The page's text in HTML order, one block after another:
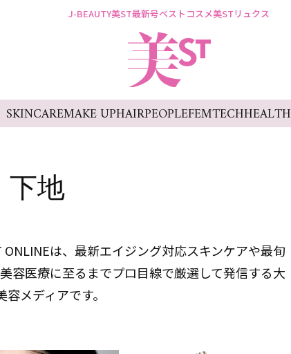
J-BEAUTY美ST最新号ベストコスメ美STリュクス
SKINCAREMAKE UPHAIRPEOPLEFEMTECHHEALTH
下地
ONLINEは、最新エイジング対応スキンケアや最旬
容医療に至るまでプロ目線で厳選して発信する大
容メディアです。